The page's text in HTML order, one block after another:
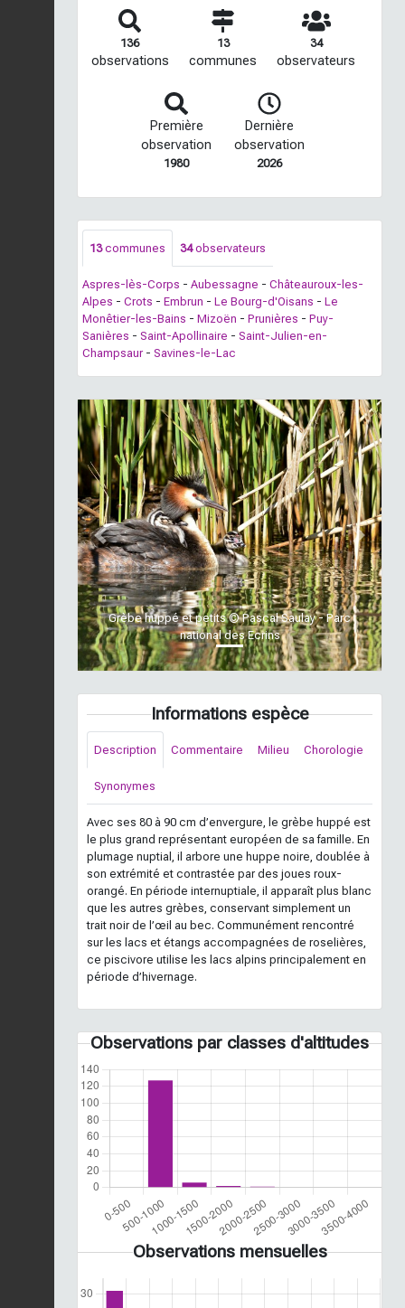
136
observations
13
communes
34
observateurs
Première
observation
1980
Dernière
observation
2026
13communes 34observateurs
Aspres-lès-Corps - Aubessagne - Châteauroux-les-
Alpes - Crots - Embrun - Le Bourg-d'Oisans - Le
Monêtier-les-Bains - Mizoën - Prunières - Puy-
Sanières - Saint-Apollinaire - Saint-Julien-en-
Champsaur - Savines-le-Lac
Grèbe huppé et petits © Pascal Saulay - Parc
national des Ecrins
Previous Next
Informations espèce
Description Commentaire Milieu Chorologie
Synonymes
Avec ses 80 à 90 cm d’envergure, le grèbe huppé est
le plus grand représentant européen de sa famille. En
plumage nuptial, il arbore une huppe noire, doublée à
son extrémité et contrastée par des joues roux-
orangé. En période internuptiale, il apparaît plus blanc
que les autres grèbes, conservant simplement un
trait noir de l’œil au bec. Communément rencontré
sur les lacs et étangs accompagnées de roselières,
ce piscivore utilise les lacs alpins principalement en
période d’hivernage.
Observations par classes d'altitudes
Observations mensuelles